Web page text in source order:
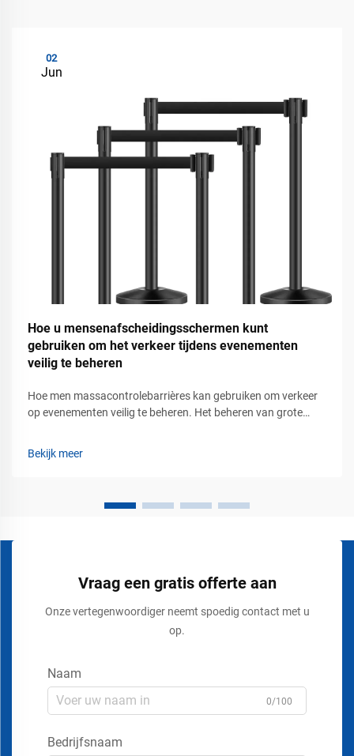
02
Jun
Hoe u mensenafscheidingsschermen kunt
gebruiken om het verkeer tijdens evenementen
veilig te beheren
Hoe men massacontrolebarrières kan gebruiken om verkeer
op evenementen veilig te beheren. Het beheren van grote
openbare bijeenkomsten vereist meer dan alleen het plaatsen
Bekijk meer
Vraag een gratis offerte aan
Onze vertegenwoordiger neemt spoedig contact met u
op.
Naam
0/100
Bedrijfsnaam